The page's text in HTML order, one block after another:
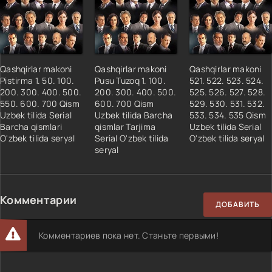
Qashqirlar makoni
Pistirma 1. 50. 100.
200. 300. 400. 500.
550. 600. 700 Qism
Uzbek tilida Serial
Barcha qismlari
O'zbek tilida seryal
Qashqirlar makoni
Pusu Tuzoq 1. 100.
200. 300. 400. 500.
600. 700 Qism
Uzbek tilida Barcha
qismlar Tarjima
Serial O'zbek tilida
seryal
Qashqirlar makoni
521. 522. 523. 524.
525. 526. 527. 528.
529. 530. 531. 532.
533. 534. 535 Qism
Uzbek tilida Serial
O'zbek tilida seryal
Комментарии ДОБАВИТЬ
Комментариев пока нет. Станьте первыми!